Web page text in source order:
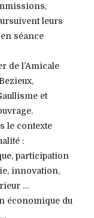
leurs
séance
de l’Amicale
et
le contexte
:
participation
innovation,
…
économique du